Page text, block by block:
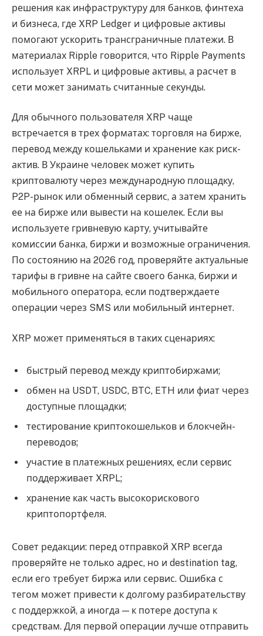
решения как инфраструктуру для банков, финтеха
и бизнеса, где XRP Ledger и цифровые активы
помогают ускорить трансграничные платежи. В
материалах Ripple говорится, что Ripple Payments
использует XRPL и цифровые активы, а расчет в
сети может занимать считанные секунды.
Для обычного пользователя XRP чаще
встречается в трех форматах: торговля на бирже,
перевод между кошельками и хранение как риск-
актив. В Украине человек может купить
криптовалюту через международную площадку,
P2P-рынок или обменный сервис, а затем хранить
ее на бирже или вывести на кошелек. Если вы
используете гривневую карту, учитывайте
комиссии банка, биржи и возможные ограничения.
По состоянию на 2026 год, проверяйте актуальные
тарифы в гривне на сайте своего банка, биржи и
мобильного оператора, если подтверждаете
операции через SMS или мобильный интернет.
XRP может применяться в таких сценариях:
быстрый перевод между криптобиржами;
обмен на USDT, USDC, BTC, ETH или фиат через
доступные площадки;
тестирование криптокошельков и блокчейн-
переводов;
участие в платежных решениях, если сервис
поддерживает XRPL;
хранение как часть высокорискового
криптопортфеля.
Совет редакции: перед отправкой XRP всегда
проверяйте не только адрес, но и destination tag,
если его требует биржа или сервис. Ошибка с
тегом может привести к долгому разбирательству
с поддержкой, а иногда — к потере доступа к
средствам. Для первой операции лучше отправить